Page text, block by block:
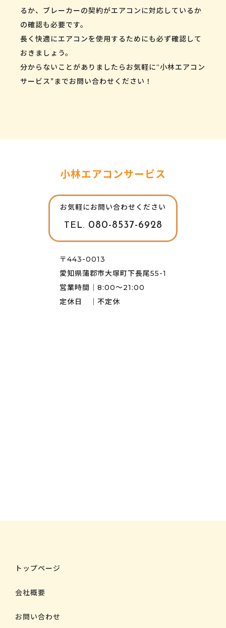
るか、ブレーカーの契約がエアコンに対応しているか
の確認も必要です。
長く快適にエアコンを使用するためにも必ず確認して
おきましょう。
分からないことがありましたらお気軽に“小林エアコン
サービス”までお問い合わせください！
小林エアコンサービス
お気軽にお問い合わせください
TEL. 080-8537-6928
〒443-0013
愛知県蒲郡市大塚町下長尾55-1
営業時間｜8:00～21:00
定休日 ｜不定休
トップページ
会社概要
お問い合わせ